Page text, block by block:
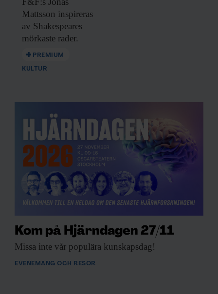
Mattsson inspireras
av Shakespeares
mörkaste rader.
PREMIUM
KULTUR
Kom på Hjärndagen 27/11
Missa inte vår populära kunskapsdag!
EVENEMANG OCH RESOR